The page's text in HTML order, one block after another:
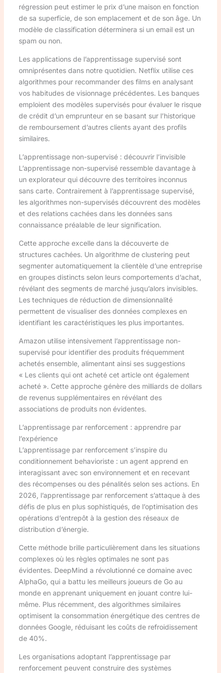
régression peut estimer le prix d’une maison en fonction
de sa superficie, de son emplacement et de son âge. Un
modèle de classification déterminera si un email est un
spam ou non.
Les applications de l’apprentissage supervisé sont
omniprésentes dans notre quotidien. Netflix utilise ces
algorithmes pour recommander des films en analysant
vos habitudes de visionnage précédentes. Les banques
emploient des modèles supervisés pour évaluer le risque
de crédit d’un emprunteur en se basant sur l’historique
de remboursement d’autres clients ayant des profils
similaires.
L’apprentissage non-supervisé : découvrir l’invisible
L’apprentissage non-supervisé ressemble davantage à
un explorateur qui découvre des territoires inconnus
sans carte. Contrairement à l’apprentissage supervisé,
les algorithmes non-supervisés découvrent des modèles
et des relations cachées dans les données sans
connaissance préalable de leur signification.
Cette approche excelle dans la découverte de
structures cachées. Un algorithme de clustering peut
segmenter automatiquement la clientèle d’une entreprise
en groupes distincts selon leurs comportements d’achat,
révélant des segments de marché jusqu’alors invisibles.
Les techniques de réduction de dimensionnalité
permettent de visualiser des données complexes en
identifiant les caractéristiques les plus importantes.
Amazon utilise intensivement l’apprentissage non-
supervisé pour identifier des produits fréquemment
achetés ensemble, alimentant ainsi ses suggestions
« Les clients qui ont acheté cet article ont également
acheté ». Cette approche génère des milliards de dollars
de revenus supplémentaires en révélant des
associations de produits non évidentes.
L’apprentissage par renforcement : apprendre par
l’expérience
L’apprentissage par renforcement s’inspire du
conditionnement behavioriste : un agent apprend en
interagissant avec son environnement et en recevant
des récompenses ou des pénalités selon ses actions. En
2026, l’apprentissage par renforcement s’attaque à des
défis de plus en plus sophistiqués, de l’optimisation des
opérations d’entrepôt à la gestion des réseaux de
distribution d’énergie.
Cette méthode brille particulièrement dans les situations
complexes où les règles optimales ne sont pas
évidentes. DeepMind a révolutionné ce domaine avec
AlphaGo, qui a battu les meilleurs joueurs de Go au
monde en apprenant uniquement en jouant contre lui-
même. Plus récemment, des algorithmes similaires
optimisent la consommation énergétique des centres de
données Google, réduisant les coûts de refroidissement
de 40%.
Les organisations adoptant l’apprentissage par
renforcement peuvent construire des systèmes